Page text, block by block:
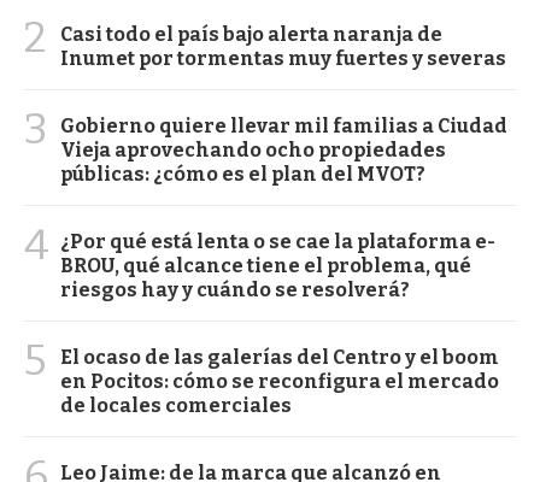
2
Casi todo el país bajo alerta naranja de
Inumet por tormentas muy fuertes y severas
3
Gobierno quiere llevar mil familias a Ciudad
Vieja aprovechando ocho propiedades
públicas: ¿cómo es el plan del MVOT?
4 ¿Por qué está lenta o se cae la plataforma e-
BROU, qué alcance tiene el problema, qué
riesgos hay y cuándo se resolverá?
5
El ocaso de las galerías del Centro y el boom
en Pocitos: cómo se reconfigura el mercado
de locales comerciales
Leo Jaime: de la marca que alcanzó en